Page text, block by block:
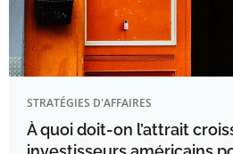
STRATÉGIES D'AFFAIRES
À quoi doit-on l’attrait